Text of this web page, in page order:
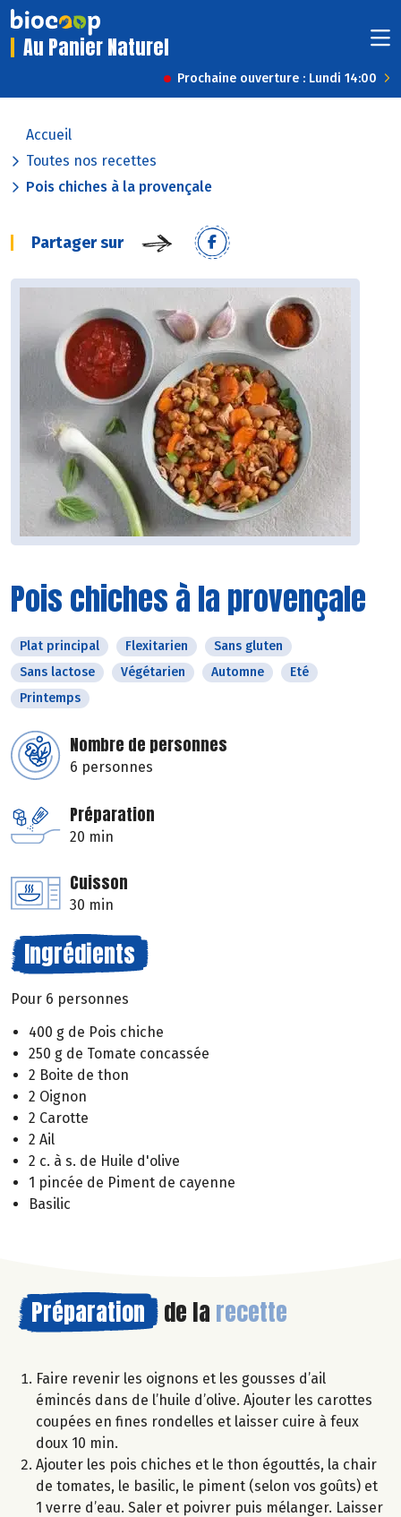
Au Panier Naturel
Prochaine ouverture : Lundi 14:00
Accueil
Toutes nos recettes
Pois chiches à la provençale
Partager sur
Pois chiches à la provençale
Plat principal Flexitarien
Sans gluten
Sans lactose
Végétarien Automne
Eté
Printemps
Nombre de personnes
6 personnes
Préparation
20 min
Cuisson
30 min
Ingrédients
Pour 6 personnes
400 g de Pois chiche
250 g de Tomate concassée
2 Boite de thon
2 Oignon
2 Carotte
2 Ail
2 c. à s. de Huile d'olive
1 pincée de Piment de cayenne
Basilic
Préparation de la recette
Faire revenir les oignons et les gousses d’ail
émincés dans de l’huile d’olive. Ajouter les carottes
coupées en fines rondelles et laisser cuire à feux
doux 10 min.
Ajouter les pois chiches et le thon égouttés, la chair
de tomates, le basilic, le piment (selon vos goûts) et
1 verre d’eau. Saler et poivrer puis mélanger. Laisser